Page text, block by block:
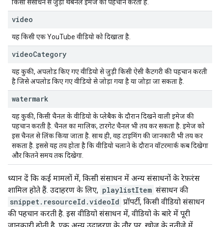
किसी संसाधन से जुड़ी थंबनेल इमेज की पहचान करता है.
video
यह किसी एक YouTube वीडियो को दिखाता है.
videoCategory
यह कुकी, अपलोड किए गए वीडियो से जुड़ी किसी ऐसी कैटगरी की पहचान करती
है जिसे अपलोड किए गए वीडियो से जोड़ा गया है या जोड़ा जा सकता है.
watermark
यह कुकी, किसी चैनल के वीडियो के प्लेबैक के दौरान दिखने वाली इमेज की
पहचान करती है. चैनल का मालिक, टारगेट चैनल भी तय कर सकता है. इमेज को
इस चैनल से लिंक किया जाता है. साथ ही, वह टाइमिंग की जानकारी भी तय कर
सकता है. इससे यह तय होता है कि वीडियो चलाने के दौरान वॉटरमार्क कब दिखेगा
और कितने समय तक दिखेगा.
ध्यान दें कि कई मामलों में, किसी संसाधन में अन्य संसाधनों के रेफ़रंस
शामिल होते हैं. उदाहरण के लिए, playlistItem संसाधन की
snippet.resourceId.videoId प्रॉपर्टी, किसी वीडियो संसाधन
की पहचान करती है. इस वीडियो संसाधन में, वीडियो के बारे में पूरी